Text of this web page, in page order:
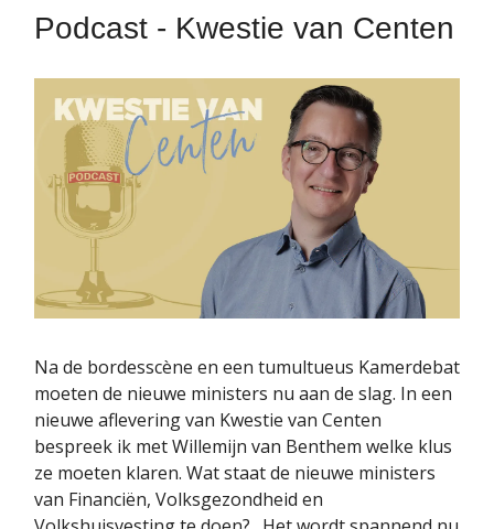
Podcast - Kwestie van Centen
Na de bordesscène en een tumultueus Kamerdebat
moeten de nieuwe ministers nu aan de slag. In een
nieuwe aflevering van Kwestie van Centen
bespreek ik met Willemijn van Benthem welke klus
ze moeten klaren. Wat staat de nieuwe ministers
van Financiën, Volksgezondheid en